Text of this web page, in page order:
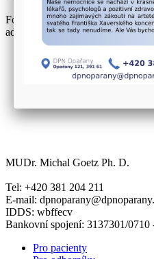
Fotodokumentace ze semináře
adolescentním věku a Emoční
MUDr. Michal Goetz Ph. D.
Tel: +420 381 204 211
E-mail:
IDDS: wbffecv
Bankovní spojení: 3137301/0710
Pro pacienty